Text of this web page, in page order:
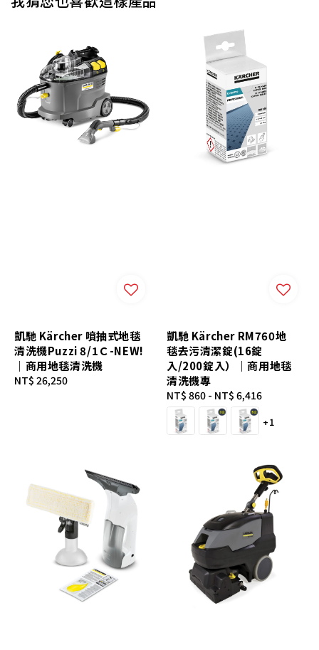
凱馳 Kärcher 噴抽式地毯
清洗機Puzzi 8/1Ｃ-NEW!
｜商用地毯清洗機
Regular
NT$ 26,250
凱馳 Kärcher RM760地
毯去污清潔錠(16錠
入/200錠入）｜商用地毯
清洗機專
Regular
price
NT$ 860 - NT$ 6,416
+1